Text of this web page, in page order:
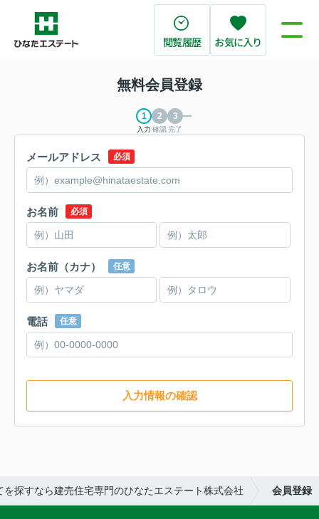
閲覧履歴 お気に入り
無料会員登録
入力 確認完了
メールアドレス 必須
お名前 必須
お名前（カナ） 任意
電話 任意
入力情報の確認
を探すなら建売住宅専門のひなたエステート株式会社 会員登録